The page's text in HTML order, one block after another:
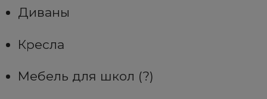
Диваны
Кресла
Мебель для школ (?)